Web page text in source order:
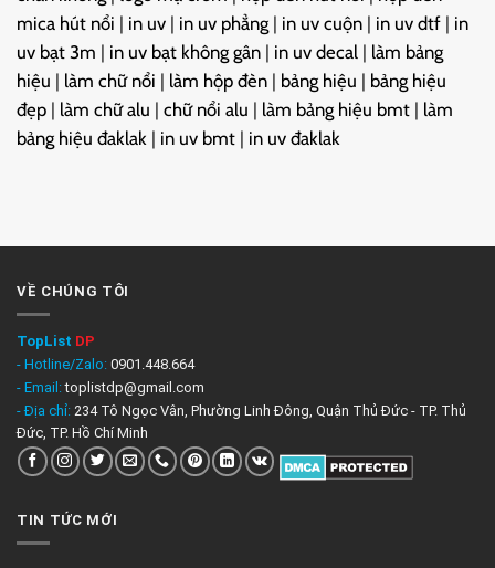
mica hút nổi | in uv | in uv phẳng | in uv cuộn | in uv dtf | in
uv bạt 3m | in uv bạt không gân | in uv decal | làm bảng
hiệu | làm chữ nổi | làm hộp đèn | bảng hiệu | bảng hiệu
đẹp | làm chữ alu | chữ nổi alu | làm bảng hiệu bmt | làm
bảng hiệu đaklak | in uv bmt | in uv đaklak
VỀ CHÚNG TÔI
TopList DP
- Hotline/Zalo: 0901.448.664
- Email:toplistdp@gmail.com
- Địa chỉ: 234 Tô Ngọc Vân, Phường Linh Đông, Quận Thủ Đức - TP. Thủ
Đức, TP. Hồ Chí Minh
TIN TỨC MỚI